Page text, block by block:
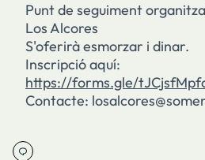
Punt de seguiment
Los Alcores
S'oferirà esmorzar i dinar.
Inscripció aquí:
https://forms.gle/
Contacte: